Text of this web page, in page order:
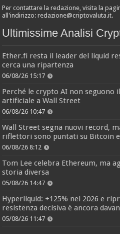
Per contattare la redazione, visita la
all'indirizzo:redazione@criptovaluta.it.
Ultimissime Analisi
Ether.fi resta il leader del liquid
cerca una ripartenza
06/08/26 15:17
Perché le crypto AI non seguono
artificiale a Wall Street
06/08/26 10:47
Wall Street segna nuovi record,
riflettori sono puntati su Bitcoin
06/08/26 8:12
Tom Lee celebra Ethereum, ma
storia diversa
05/08/26 14:47
Hyperliquid: +125% nel 2026 e
resistenza decisiva è ancora
05/08/26 11:47